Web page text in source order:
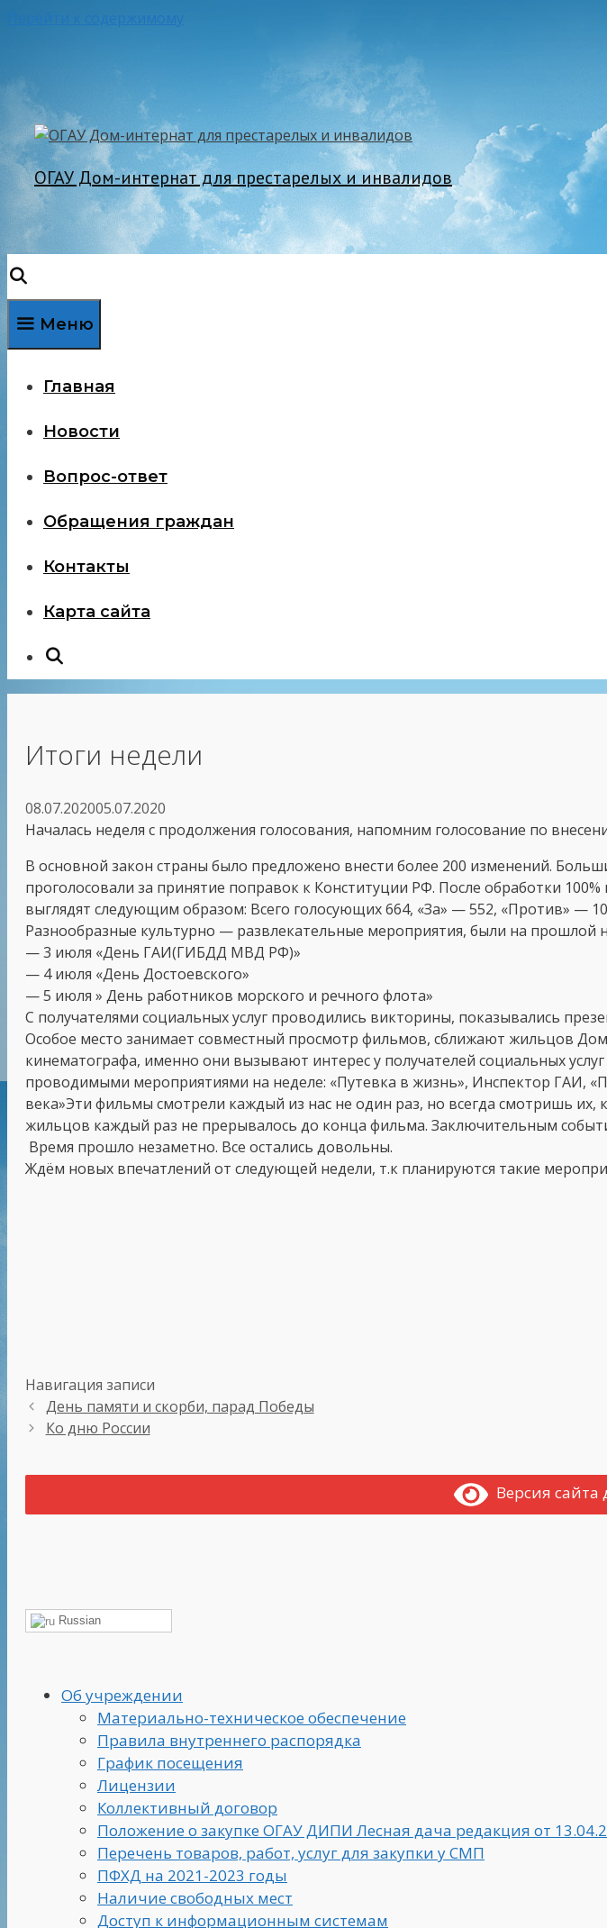
ОГАУ Дом-интернат для престарелых и инвалидов
Меню
Главная
Новости
Вопрос-ответ
Обращения граждан
Контакты
Карта сайта
Итоги недели
08.07.202005.07.2020
Началась неделя с продолжения голосования, напомним голосование по
В основной закон страны было предложено внести более 200 изменений.
проголосовали за принятие поправок к Конституции РФ. После обработки
выглядят следующим образом: Всего голосующих 664, «За» — 552, «Против» —
Разнообразные культурно — развлекательные мероприятия, были на прошлой
— 3 июля «День ГАИ(ГИБДД МВД РФ)»
— 4 июля «День Достоевского»
— 5 июля » День работников морского и речного флота»
С получателями социальных услуг проводились викторины, показывались
Особое место занимает совместный просмотр фильмов, сближают жильцов
кинематографа, именно они вызывают интерес у получателей социальных
проводимыми мероприятиями на неделе: «Путевка в жизнь», Инспектор ГАИ,
века»Эти фильмы смотрели каждый из нас не один раз, но всегда смотришь
жильцов каждый раз не прерывалось до конца фильма. Заключительным
Время прошло незаметно. Все остались довольны.
Ждём новых впечатлений от следующей недели, т.к планируются такие
Навигация записи
День памяти и скорби, парад Победы
Ко дню России
Версия
Russian
Об учреждении
Материально-техническое обеспечение
Правила внутреннего распорядка
График посещения
Лицензии
Коллективный договор
Положение о закупке ОГАУ ДИПИ Лесная дача редакция от
Перечень товаров, работ, услуг для закупки у СМП
ПФХД на 2021-2023 годы
Наличие свободных мест
Доступ к информационным системам